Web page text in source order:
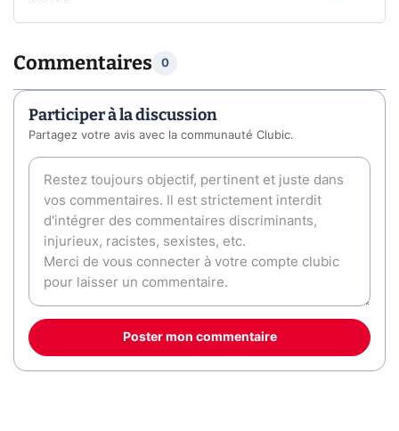
Commentaires 0
Participer à la discussion
Partagez votre avis avec la communauté Clubic.
Poster mon commentaire